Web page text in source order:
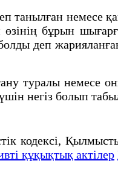
немесе
бұрын
деп
туралы немесе
негіз болып
кодексi,
құқықтық актілер